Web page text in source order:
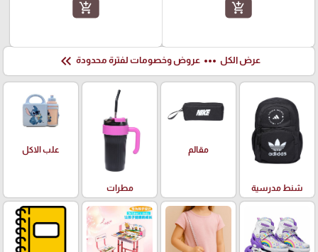
add_shopping_cart
add_shopping_cart
عرض الكل more_horiz عروض وخصومات لفترة محدودة keyboard_double_arrow_left
شنط مدرسية
مقالم
مطرات
علب الاكل